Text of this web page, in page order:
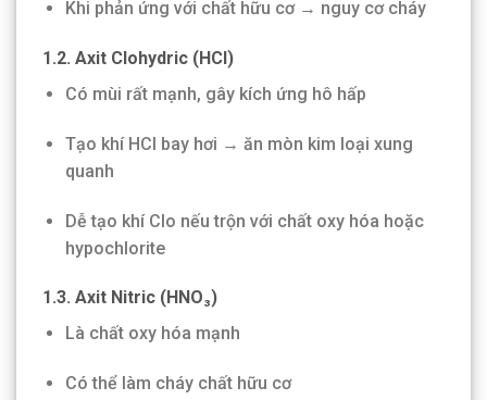
Khi phản ứng với chất hữu cơ → nguy cơ cháy
1.2. Axit Clohydric (HCl)
Có mùi rất mạnh, gây kích ứng hô hấp
Tạo khí HCl bay hơi → ăn mòn kim loại xung
quanh
Dễ tạo khí Clo nếu trộn với chất oxy hóa hoặc
hypochlorite
1.3. Axit Nitric (HNO₃)
Là chất oxy hóa mạnh
Có thể làm cháy chất hữu cơ